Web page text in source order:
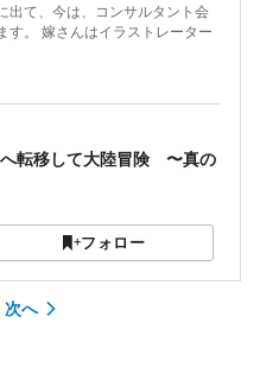
出て、今は、コンサルタント会
す。 嫁さんはイラストレーター
へ転移して大陸冒険 〜真の
フォロー
次へ